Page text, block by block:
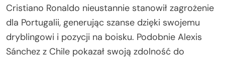
Cristiano Ronaldo nieustannie stanowił zagrożenie
dla Portugalii, generując szanse dzięki swojemu
dryblingowi i pozycji na boisku. Podobnie Alexis
Sánchez z Chile pokazał swoją zdolność do